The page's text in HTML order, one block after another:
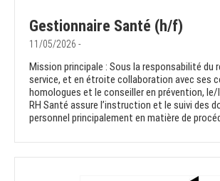
Gestionnaire Santé (h/f)
11/05/2026 -
Mission principale : Sous la responsabilité du
service, et en étroite collaboration avec ses
homologues et le conseiller en prévention,
RH Santé assure l’instruction et le suivi des
personnel principalement en matière de